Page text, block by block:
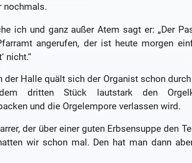
nochmals.
ich und ganz außer Atem sagt er: „Der
angerufen, der ist heute morgen
nicht.“
der Halle quält sich der Organist schon
dritten Stück lautstark den
und die Orgelempore verlassen wird.
der über einer guten Erbsensuppe den
wir schon mal. Den hat man dann